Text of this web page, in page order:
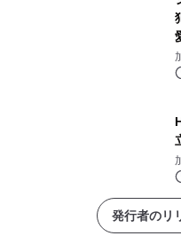
発行者のリ